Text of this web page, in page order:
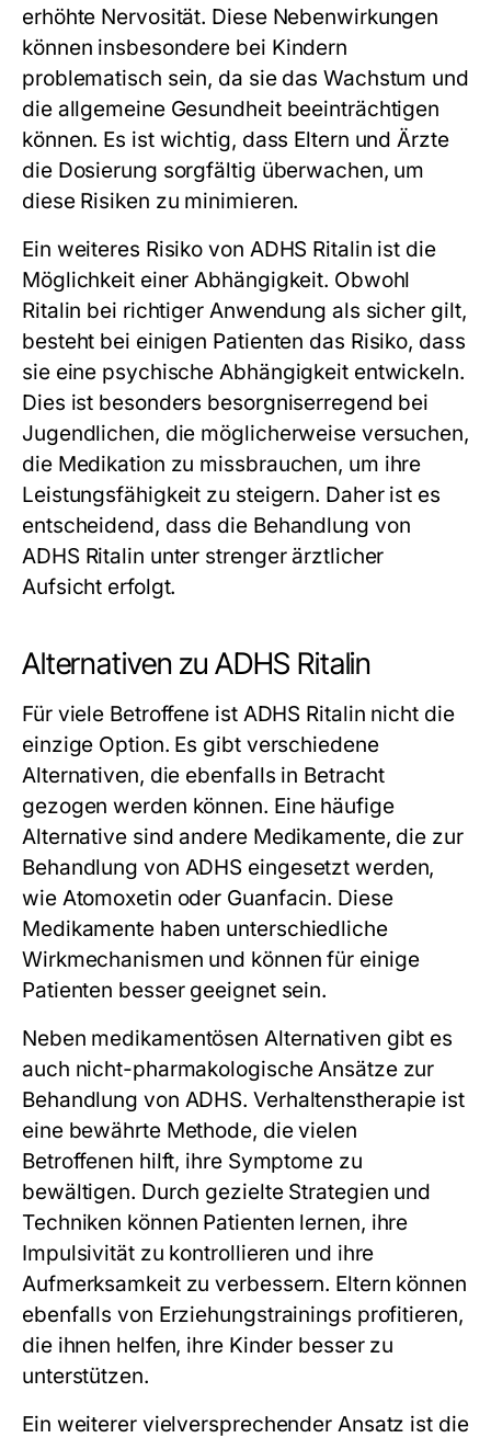
erhöhte Nervosität. Diese Nebenwirkungen
können insbesondere bei Kindern
problematisch sein, da sie das Wachstum und
die allgemeine Gesundheit beeinträchtigen
können. Es ist wichtig, dass Eltern und Ärzte
die Dosierung sorgfältig überwachen, um
diese Risiken zu minimieren.
Ein weiteres Risiko von ADHS Ritalin ist die
Möglichkeit einer Abhängigkeit. Obwohl
Ritalin bei richtiger Anwendung als sicher gilt,
besteht bei einigen Patienten das Risiko, dass
sie eine psychische Abhängigkeit entwickeln.
Dies ist besonders besorgniserregend bei
Jugendlichen, die möglicherweise versuchen,
die Medikation zu missbrauchen, um ihre
Leistungsfähigkeit zu steigern. Daher ist es
entscheidend, dass die Behandlung von
ADHS Ritalin unter strenger ärztlicher
Aufsicht erfolgt.
Alternativen zu ADHS Ritalin
Für viele Betroffene ist ADHS Ritalin nicht die
einzige Option. Es gibt verschiedene
Alternativen, die ebenfalls in Betracht
gezogen werden können. Eine häufige
Alternative sind andere Medikamente, die zur
Behandlung von ADHS eingesetzt werden,
wie Atomoxetin oder Guanfacin. Diese
Medikamente haben unterschiedliche
Wirkmechanismen und können für einige
Patienten besser geeignet sein.
Neben medikamentösen Alternativen gibt es
auch nicht-pharmakologische Ansätze zur
Behandlung von ADHS. Verhaltenstherapie ist
eine bewährte Methode, die vielen
Betroffenen hilft, ihre Symptome zu
bewältigen. Durch gezielte Strategien und
Techniken können Patienten lernen, ihre
Impulsivität zu kontrollieren und ihre
Aufmerksamkeit zu verbessern. Eltern können
ebenfalls von Erziehungstrainings profitieren,
die ihnen helfen, ihre Kinder besser zu
unterstützen.
Ein weiterer vielversprechender Ansatz ist die